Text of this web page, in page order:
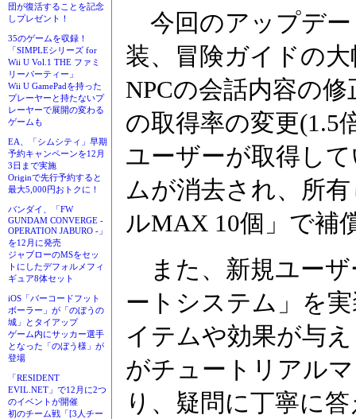
団が復活することを記念
しプレゼント！
35のゲームを収録！
「SIMPLEシリーズ for
Wii U Vol.1 THE ファミ
リーパーティー」
Wii U GamePadを持った
プレーヤーと持たないプ
レーヤーで展開の変わる
ゲームも
EA、「シムシティ」早期
予約キャンペーンを12月
3日まで実施
Originで先行予約すると
最大5,000円おトクに！
バンダイ、「FW
GUNDAM CONVERGE -
OPERATION JABURO -」
を12月に発売
ジャブローのMSをセッ
トにしたデフォルメフィ
ギュア8体セット
iOS「バーコードフット
ボーラー」が「のぼうの
城」とタイアップ
ゲーム内にサッカー選手
となった「のぼう様」が
登場
「RESIDENT
EVIL.NET」で12月に2つ
のイベントが開催
初のチーム戦「[3人チー
今回のアップデー
装、冒険ガイドの
NPCの会話内容の
の取得率の変更(1.5
ユーザーが取得し
ムが消去され、所
ルMAX 10個」で補
また、新規ユーザ
ートシステム」を
イテムや効果が与
がチュートリアル
り、疑問に丁寧に